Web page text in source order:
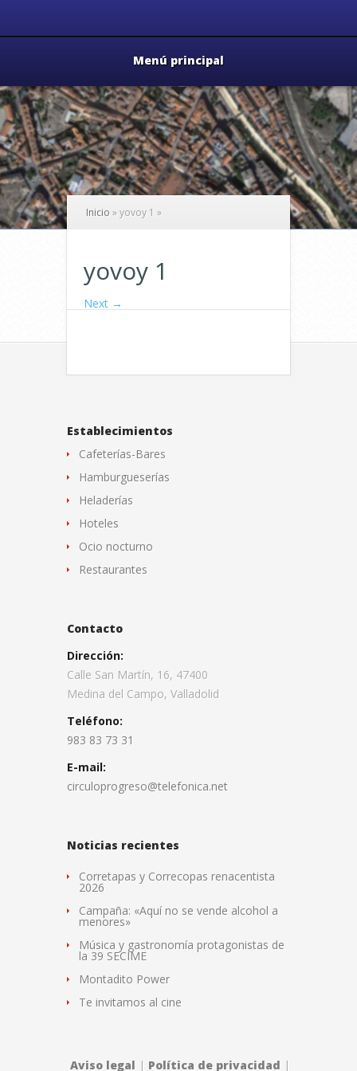
Menú principal
Inicio »yovoy 1 »
yovoy 1
Next →
Establecimientos
Cafeterías-Bares
Hamburgueserías
Heladerías
Hoteles
Ocio nocturno
Restaurantes
Contacto
Dirección:
Calle San Martín, 16, 47400
Medina del Campo, Valladolid
Teléfono:
983 83 73 31
E-mail:
circuloprogreso@telefonica.net
Noticias recientes
Corretapas y Correcopas renacentista
2026
Campaña: «Aquí no se vende alcohol a
menores»
Música y gastronomía protagonistas de
la 39 SECIME
Montadito Power
Te invitamos al cine
Aviso legal | Política de privacidad |